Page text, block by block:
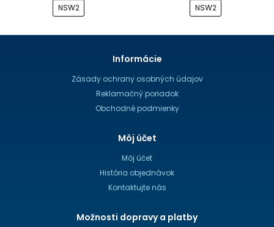
NSW2 NSW2
Informácie
Zásady ochrany osobných údajov
Reklamačný poriadok
Obchodné podmienky
Môj účet
Môj účet
História objednávok
Kontaktujte nás
Možnosti dopravy a platby